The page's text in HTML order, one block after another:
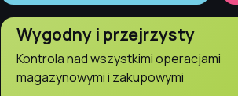
Wygodny i przejrzysty
Kontrola nad wszystkimi operacjami
magazynowymi i zakupowymi